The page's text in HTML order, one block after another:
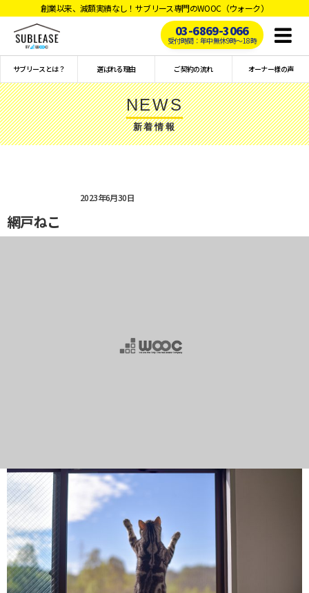
創業以来、減額実績なし！サブリース専門のWOOC（ウォーク）
03-6869-3066
受付時間：年中無休9時〜18時
サブリースとは？ 選ばれる理由 ご契約の流れ オーナー様の声
NEWS
新着情報
2023年6月30日
網戸ねこ